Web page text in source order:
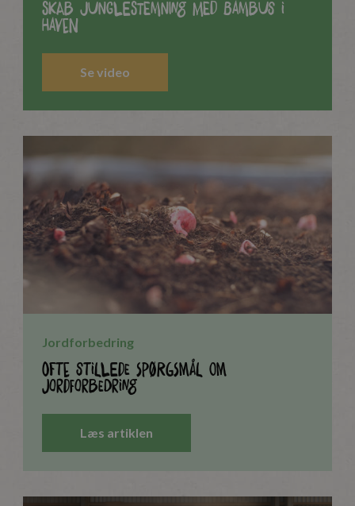
Skab junglestemning med bambus i
haven
Se video
Jordforbedring
Ofte stillede spørgsmål om
Jordforbedring
Læs artiklen